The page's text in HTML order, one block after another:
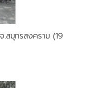
มุทรสงคราม (19